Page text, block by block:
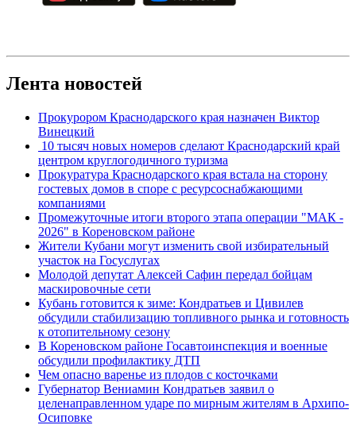
Лента новостей
Прокурором Краснодарского края назначен Виктор
Винецкий
10 тысяч новых номеров сделают Краснодарский край
центром круглогодичного туризма
Прокуратура Краснодарского края встала на сторону
гостевых домов в споре с ресурсоснабжающими
компаниями
Промежуточные итоги второго этапа операции "МАК -
2026" в Кореновском районе
Жители Кубани могут изменить свой избирательный
участок на Госуслугах
Молодой депутат Алексей Сафин передал бойцам
маскировочные сети
Кубань готовится к зиме: Кондратьев и Цивилев
обсудили стабилизацию топливного рынка и готовность
к отопительному сезону
В Кореновском районе Госавтоинспекция и военные
обсудили профилактику ДТП
Чем опасно варенье из плодов с косточками
Губернатор Вениамин Кондратьев заявил о
целенаправленном ударе по мирным жителям в Архипо-
Осиповке